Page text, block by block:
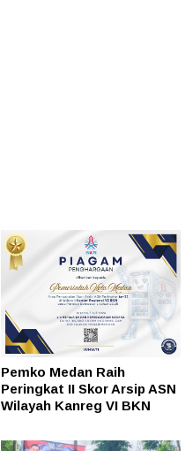
Pemko Medan Raih
Peringkat II Skor Arsip ASN
Wilayah Kanreg VI BKN